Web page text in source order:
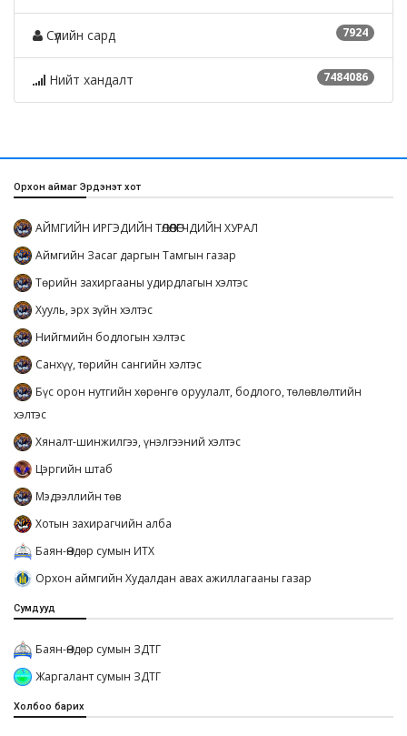
7924
Сүүлийн сард
7484086
Нийт хандалт
Орхон аймаг Эрдэнэт хот
АЙМГИЙН ИРГЭДИЙН ТӨЛӨӨЛӨГЧДИЙН ХУРАЛ
Аймгийн Засаг даргын Тамгын газар
Төрийн захиргааны удирдлагын хэлтэс
Хууль, эрх зүйн хэлтэс
Нийгмийн бодлогын хэлтэс
Санхүү, төрийн сангийн хэлтэс
Бүс орон нутгийн хөрөнгө оруулалт, бодлого, төлөвлөлтийн
хэлтэс
Хяналт-шинжилгээ, үнэлгээний хэлтэс
Цэргийн штаб
Мэдээллийн төв
Хотын захирагчийн алба
Баян-Өндөр сумын ИТХ
Орхон аймгийн Худалдан авах ажиллагааны газар
Сумдууд
Баян-Өндөр сумын ЗДТГ
Жаргалант сумын ЗДТГ
Холбоо барих